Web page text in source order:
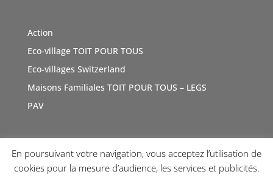
Immo, partenaire de l'association TOIT POUR TOUS
Suisse. Merci de sa générosité à travers cette initiative
vertue#Don
#geneve
#sensibilisationst#inauguration
TOIT POUR TOUS Suisse a 2 nouvelles photos
Action
Eco-village TOIT POUR TOUS
Eco-villages Switzerland
Maisons Familiales TOIT POUR TOUS – LEGS
PAV
Copyright © 2026 TOI(T) POUR TOUS !Internet Diffusion
En poursuivant votre navigation, vous acceptez l’utilisation de
cookies pour la mesure d’audience, les services et publicités.